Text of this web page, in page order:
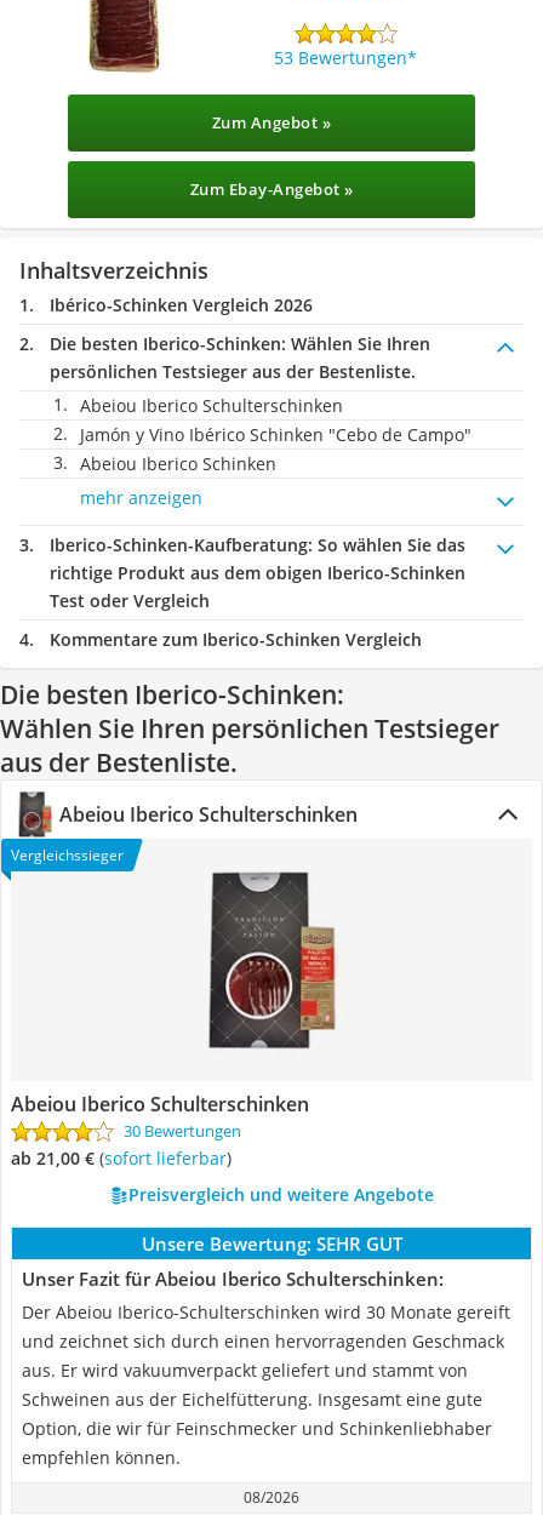
53 Bewertungen
Zum Angebot »
Zum Ebay-Angebot »
Inhaltsverzeichnis
Ibérico-Schinken Vergleich 2026
Die besten Iberico-Schinken: Wählen Sie Ihren
persönlichen Testsieger aus der Bestenliste.
Abeiou Iberico Schulterschinken
Jamón y Vino Ibérico Schinken "Cebo de Campo"
Abeiou Iberico Schinken
mehr anzeigen
Iberico-Schinken-Kaufberatung: So wählen Sie das
richtige Produkt aus dem obigen Iberico-Schinken
Test oder Vergleich
Kommentare zum Iberico-Schinken Vergleich
Die besten Iberico-Schinken:
Wählen Sie Ihren persönlichen Testsieger
aus der Bestenliste.
Abeiou Iberico Schulterschinken
Vergleichssieger
Abeiou Iberico Schulterschinken
30 Bewertungen
ab 21,00 € ( Sofort lieferbar)
Preisvergleich und weitere Angebote
Unsere Bewertung: SEHR GUT
Unser Fazit für Abeiou Iberico Schulterschinken:
Der Abeiou Iberico-Schulterschinken wird 30 Monate gereift
und zeichnet sich durch einen hervorragenden Geschmack
aus. Er wird vakuumverpackt geliefert und stammt von
Schweinen aus der Eichelfütterung. Insgesamt eine gute
Option, die wir für Feinschmecker und Schinkenliebhaber
empfehlen können.
08/2026